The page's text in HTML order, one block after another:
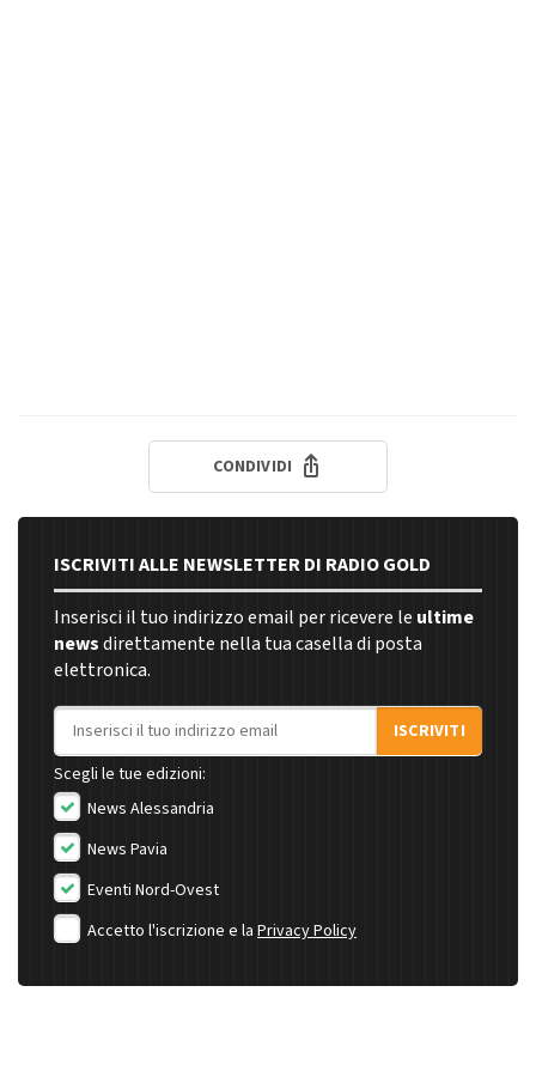
CONDIVIDI
ISCRIVITI ALLE NEWSLETTER DI RADIO GOLD
Inserisci il tuo indirizzo email per ricevere le ultime
newsdirettamente nella tua casella di posta
elettronica.
Indirizzo email
ISCRIVITI
Scegli le tue edizioni:
News Alessandria
News Pavia
Eventi Nord-Ovest
Accetto l'iscrizione e la Privacy Policy